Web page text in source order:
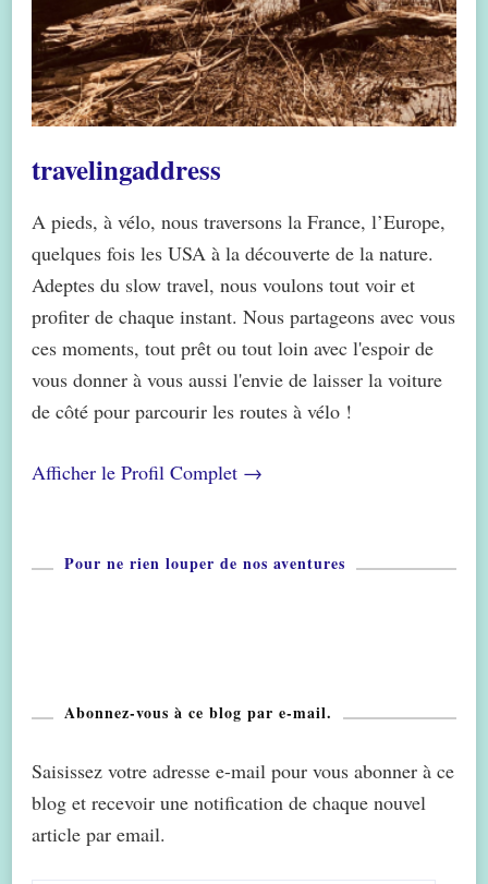
travelingaddress
A pieds, à vélo, nous traversons la France, l’Europe,
quelques fois les USA à la découverte de la nature.
Adeptes du slow travel, nous voulons tout voir et
profiter de chaque instant. Nous partageons avec vous
ces moments, tout prêt ou tout loin avec l'espoir de
vous donner à vous aussi l'envie de laisser la voiture
de côté pour parcourir les routes à vélo !
Afficher le Profil Complet →
Pour ne rien louper de nos aventures
Abonnez-vous à ce blog par e-mail.
Saisissez votre adresse e-mail pour vous abonner à ce
blog et recevoir une notification de chaque nouvel
article par email.